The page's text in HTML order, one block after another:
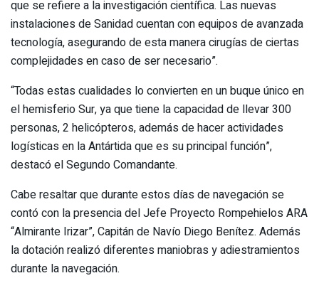
que se refiere a la investigación científica. Las nuevas
instalaciones de Sanidad cuentan con equipos de avanzada
tecnología, asegurando de esta manera cirugías de ciertas
complejidades en caso de ser necesario”.
“Todas estas cualidades lo convierten en un buque único en
el hemisferio Sur, ya que tiene la capacidad de llevar 300
personas, 2 helicópteros, además de hacer actividades
logísticas en la Antártida que es su principal función”,
destacó el Segundo Comandante.
Cabe resaltar que durante estos días de navegación se
contó con la presencia del Jefe Proyecto Rompehielos ARA
“Almirante Irizar”, Capitán de Navío Diego Benítez. Además
la dotación realizó diferentes maniobras y adiestramientos
durante la navegación.